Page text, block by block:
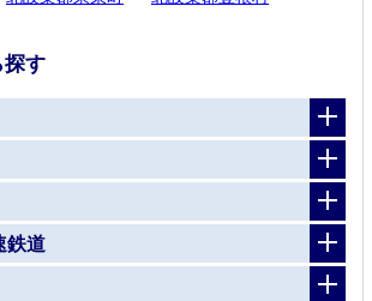
探す
鉄道